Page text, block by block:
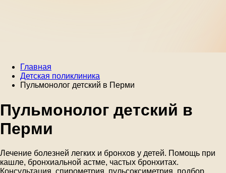
Главная
Детская поликлиника
Пульмонолог детский в Перми
Пульмонолог детский в
Перми
Лечение болезней легких и бронхов у детей. Помощь при
кашле, бронхиальной астме, частых бронхитах.